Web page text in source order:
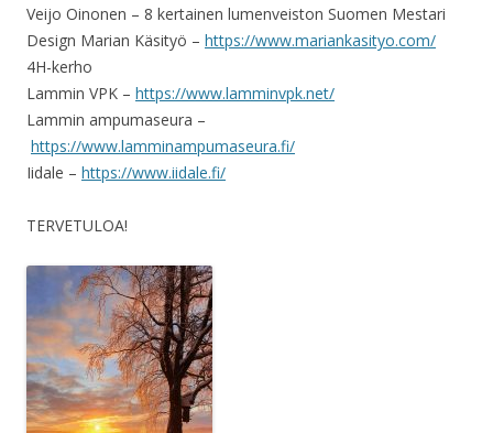
Veijo Oinonen – 8 kertainen lumenveiston Suomen Mestari
Design Marian Käsityö – https://www.mariankasityo.com/
4H-kerho
Lammin VPK – https://www.lamminvpk.net/
Lammin ampumaseura –
https://www.lamminampumaseura.fi/
Iidale – https://www.iidale.fi/
TERVETULOA!